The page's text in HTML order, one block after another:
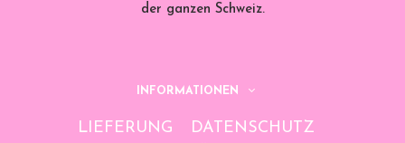
der ganzen Schweiz.
INFORMATIONEN
LIEFERUNG
DATENSCHUTZ